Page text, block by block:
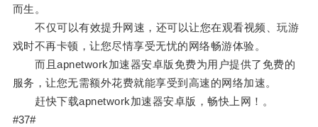
而生。
不仅可以有效提升网速，还可以让您在观看视频、玩游
戏时不再卡顿，让您尽情享受无忧的网络畅游体验。
而且apnetwork加速器安卓版免费为用户提供了免费的
服务，让您无需额外花费就能享受到高速的网络加速。
赶快下载apnetwork加速器安卓版，畅快上网！。
#37#